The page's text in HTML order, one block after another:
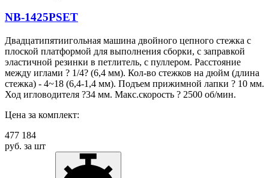
NB-1425PSET
Двадцатипятиигольная машина двойного цепного стежка с
плоской платформой для выполнения сборки, с заправкой
эластичной резинки в петлитель, с пуллером. Расстояние
между иглами ? 1/4? (6,4 мм). Кол-во стежков на дюйм (длина
стежка) - 4~18 (6,4-1,4 мм). Подъем прижимной лапки ? 10 мм.
Ход игловодителя ?34 мм. Макс.скорость ? 2500 об/мин.
Цена за комплект:
477 184
руб. за шт